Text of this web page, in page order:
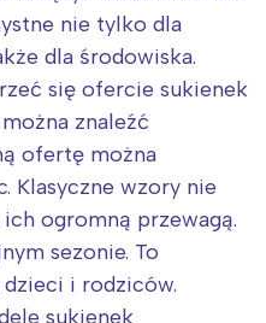
nie tylko dla
dla środowiska.
się ofercie sukienek
znaleźć
ofertę można
Klasyczne wzory nie
ogromną przewagą.
sezonie. To
dzieci i rodziców.
sukienek